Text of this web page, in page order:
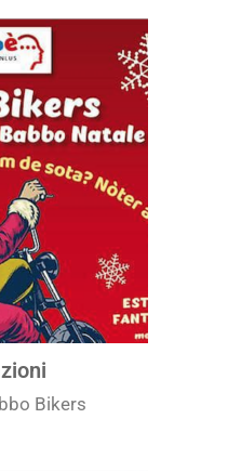
Bikers